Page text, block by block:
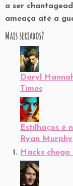
a ser
ameaça até a
Mais seriados?
Daryl
Times
Estilhaços é
Ryan Murphy
Hacks